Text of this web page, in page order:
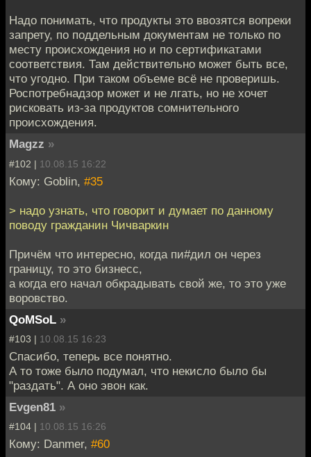
Надо понимать, что продукты это ввозятся вопреки
запрету, по поддельным документам не только по
месту происхождения но и по сертификатами
соответствия. Там действительно может быть все,
что угодно. При таком объеме всё не проверишь.
Роспотребнадзор может и не лгать, но не хочет
рисковать из-за продуктов сомнительного
происхождения.
Magzz »
#102 | 10.08.15 16:22
Кому: Goblin, #35
> надо узнать, что говорит и думает по данному
поводу гражданин Чичваркин
Причём что интересно, когда пи#дил он через
границу, то это бизнесс,
а когда его начал обкрадывать свой же, то это уже
воровство.
QoMSoL »
#103 | 10.08.15 16:23
Спасибо, теперь все понятно.
А то тоже было подумал, что некисло было бы
"раздать". А оно эвон как.
Evgen81 »
#104 | 10.08.15 16:26
Кому: Danmer, #60